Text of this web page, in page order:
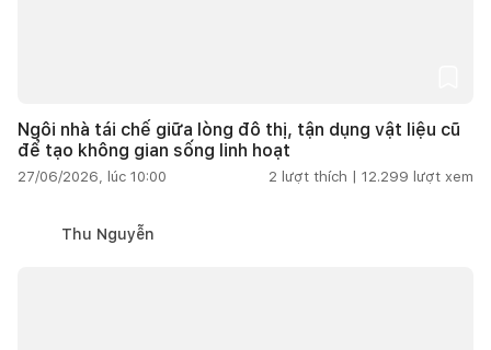
Ngôi nhà tái chế giữa lòng đô thị, tận dụng vật liệu cũ
để tạo không gian sống linh hoạt
27/06/2026, lúc 10:00 2 lượt thích | 12.299 lượt xem
Thu Nguyễn